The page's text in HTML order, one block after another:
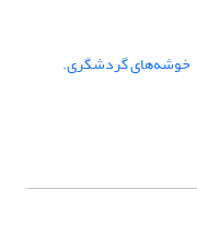
خوشه‌های گردشگری.